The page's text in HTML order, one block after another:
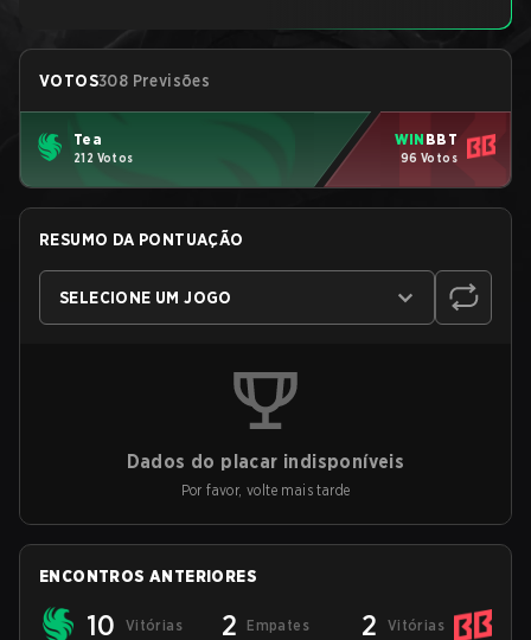
VOTOS308 Previsões
Tea
212 Votos
WIN BBT
96 Votos
RESUMO DA PONTUAÇÃO
SELECIONE UM JOGO
Dados do placar indisponíveis
Por favor, volte mais tarde
ENCONTROS ANTERIORES
10 Vitórias 2 Empates 2 Vitórias